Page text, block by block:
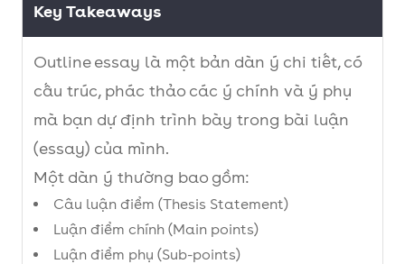
Key Takeaways
Outline essay là một bản dàn ý chi tiết, có
cấu trúc, phác thảo các ý chính và ý phụ
mà bạn dự định trình bày trong bài luận
(essay) của mình.
Một dàn ý thường bao gồm:
Câu luận điểm (Thesis Statement)
Luận điểm chính (Main points)
Luận điểm phụ (Sub-points)